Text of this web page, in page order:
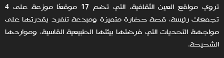
تروي مواقع العين الثقافية، التي تضم 17 موقعًا موزعة على 4
تجمعات رئيسة، قصة حضارة متميزة ومبدعة تنفرد بقدرتها على
مواجهة التحديات التي فرضتها بيئتها الطبيعية القاسية، ومواردها
الشحيحة.